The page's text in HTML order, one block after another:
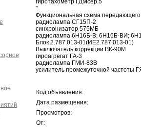
гиротахометр ГДМсер.5
"
Функциональная схема
радиолампа СГ15П-2
синхронизатор 575МБ
радиолампа 6Н16Б-В; 6Н16Б-ВИ;
Блок 2.787.013-01(ИЕ2.787.013-01)
Выключатель коррекции ВК-90М
гироагрегат ГА-3
радиолампа ГМИ-83В
усилитель промежуточной частоты
Код объявления:
Дата размещения:
Просмотров:
От: